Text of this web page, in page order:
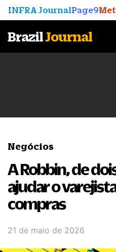
INFRA JournalPage9
BrazilJournal
Negócios
A Robbin, de
ajudar o
compras
21 de maio de 2026